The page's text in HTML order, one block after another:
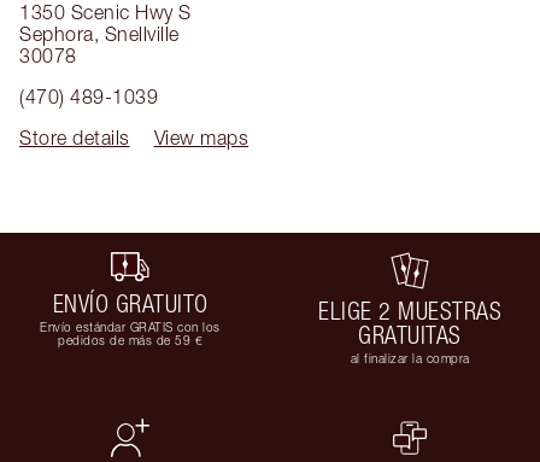
1350 Scenic Hwy S
Sephora, Snellville
30078
(470) 489-1039
Store details
View maps
ENVÍO GRATUITO
Envío estándar GRATIS con los
pedidos de más de 59 €
ELIGE 2 MUESTRAS
GRATUITAS
al finalizar la compra